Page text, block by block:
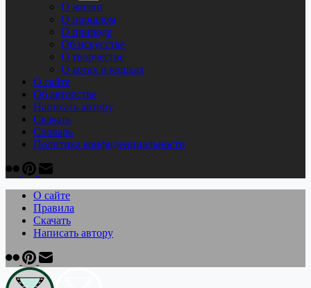
О жизни
О прошлом
О природе
Об искусстве
О творчестве
О котах и кошках
О сайте
Об авторстве
Написать автору
Скачать
Cловарь
Политика конфиденциальности
О сайте
Правила
Скачать
Написать автору